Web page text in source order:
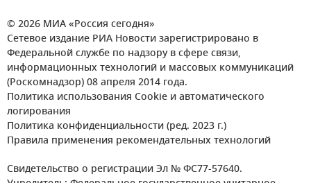
© 2026 МИА «Россия сегодня»
Сетевое издание РИА Новости зарегистрировано в
Федеральной службе по надзору в сфере связи,
информационных технологий и массовых коммуникаций
(Роскомнадзор) 08 апреля 2014 года.
Политика использования Cookie и автоматического
логирования
Политика конфиденциальности (ред. 2023 г.)
Правила применения рекомендательных технологий
Свидетельство о регистрации Эл № ФС77-57640.